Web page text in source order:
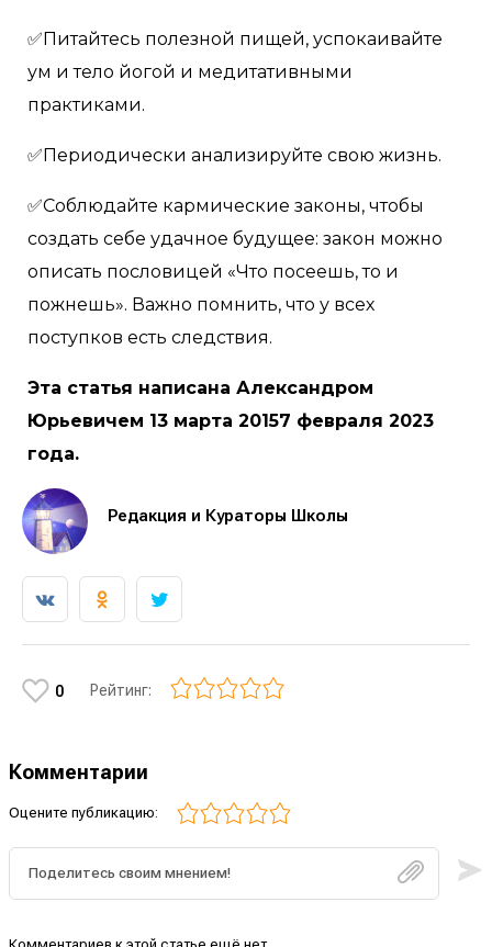
✅Питайтесь полезной пищей, успокаивайте
ум и тело йогой и медитативными
практиками.
✅Периодически анализируйте свою жизнь.
✅Соблюдайте кармические законы, чтобы
создать себе удачное будущее: закон можно
описать пословицей «Что посеешь, то и
пожнешь». Важно помнить, что у всех
поступков есть следствия.
Эта статья написана Александром
Юрьевичем 13 марта 20157 февраля 2023
года.
Редакция и Кураторы Школы
0 Рейтинг:
Комментарии
Оцените публикацию: